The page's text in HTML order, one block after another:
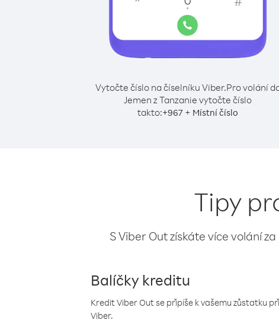
Vytočte číslo na číselníku Viber.Pro volání
Jemen z Tanzanie vytočte číslo
takto:+967 + Místní číslo
Tipy
S Viber Out získáte více volání
Balíčky kreditu
Kredit Viber Out se připíše k vašemu zůstatku
Viber.